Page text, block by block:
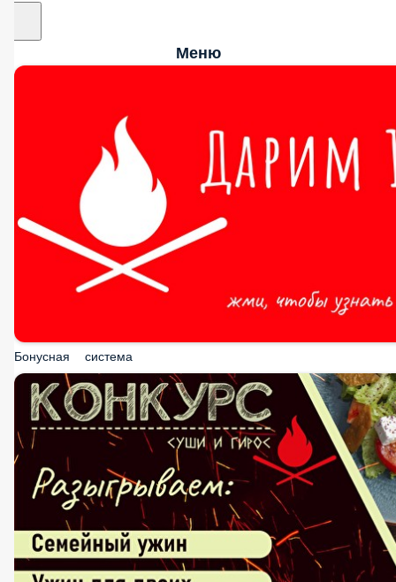
Меню
Бонусная система